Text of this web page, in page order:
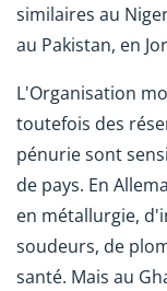
similaires au
au Pakistan, en
L'Organisation
toutefois des
pénurie sont
de pays. En
en métallurgie,
soudeurs, de
santé. Mais au